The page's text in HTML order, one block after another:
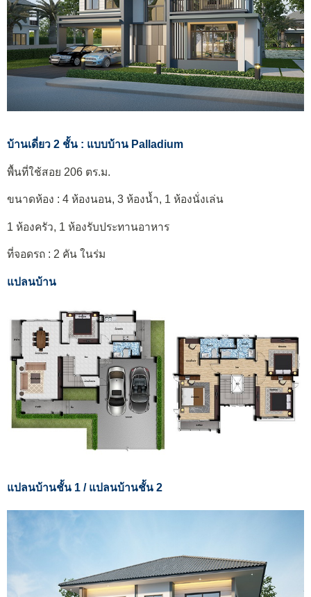
บ้านเดี่ยว 2 ชั้น : แบบบ้าน Palladium
พื้นที่ใช้สอย 206 ตร.ม.
ขนาดห้อง : 4 ห้องนอน, 3 ห้องน้ำ, 1 ห้องนั่งเล่น
1 ห้องครัว, 1 ห้องรับประทานอาหาร
ที่จอดรถ : 2 คัน ในร่ม
แปลนบ้าน
แปลนบ้านชั้น 1 / แปลนบ้านชั้น 2